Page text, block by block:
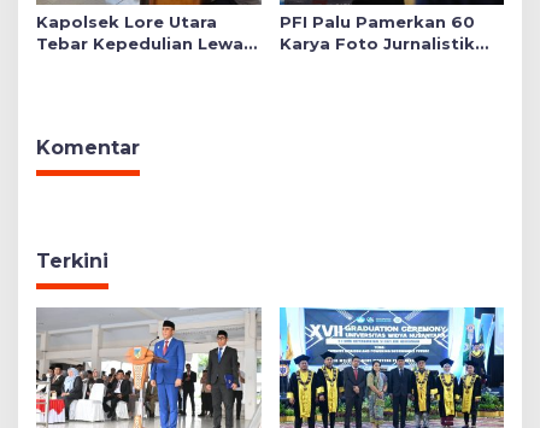
Kapolsek Lore Utara
Tebar Kepedulian Lewat
PFI Palu Pamerkan 60
Karya Foto Jurnalistik
Komentar
Terkini